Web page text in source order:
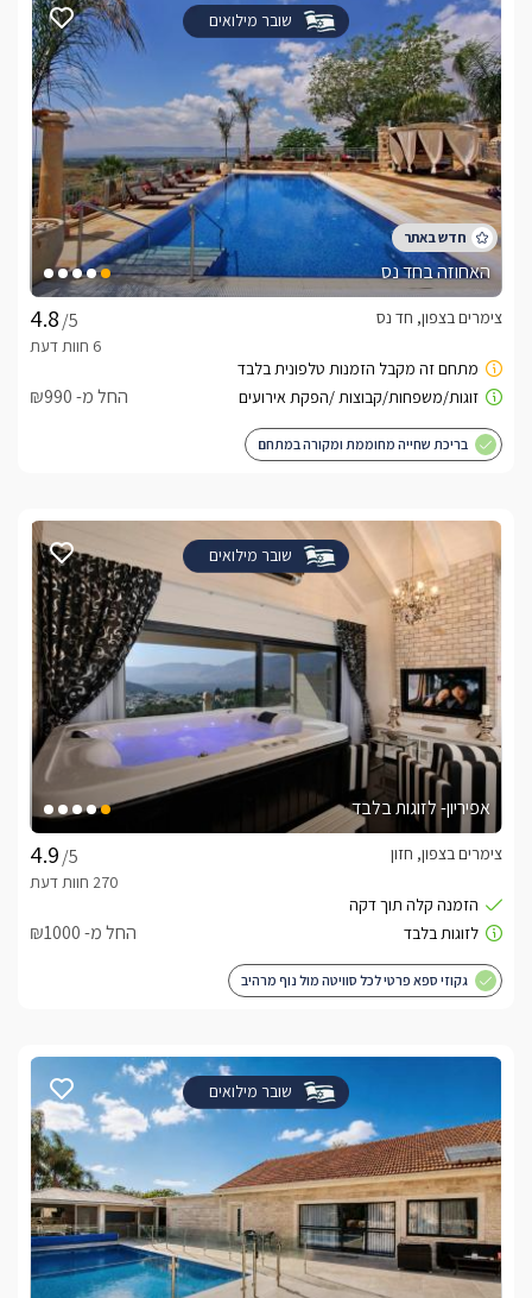
שובר מילואים
האחוזה בחד נס
/5
צימרים בצפון, חד נס
החל מ- ₪990
בריכת שחייה מחוממת ומקורה במתחם
שובר מילואים
אפיריון- לזוגות בלבד
/5
צימרים בצפון, חזון
החל מ- ₪1000
גקוזי ספא פרטי לכל סוויטה מול נוף מרהיב
שובר מילואים